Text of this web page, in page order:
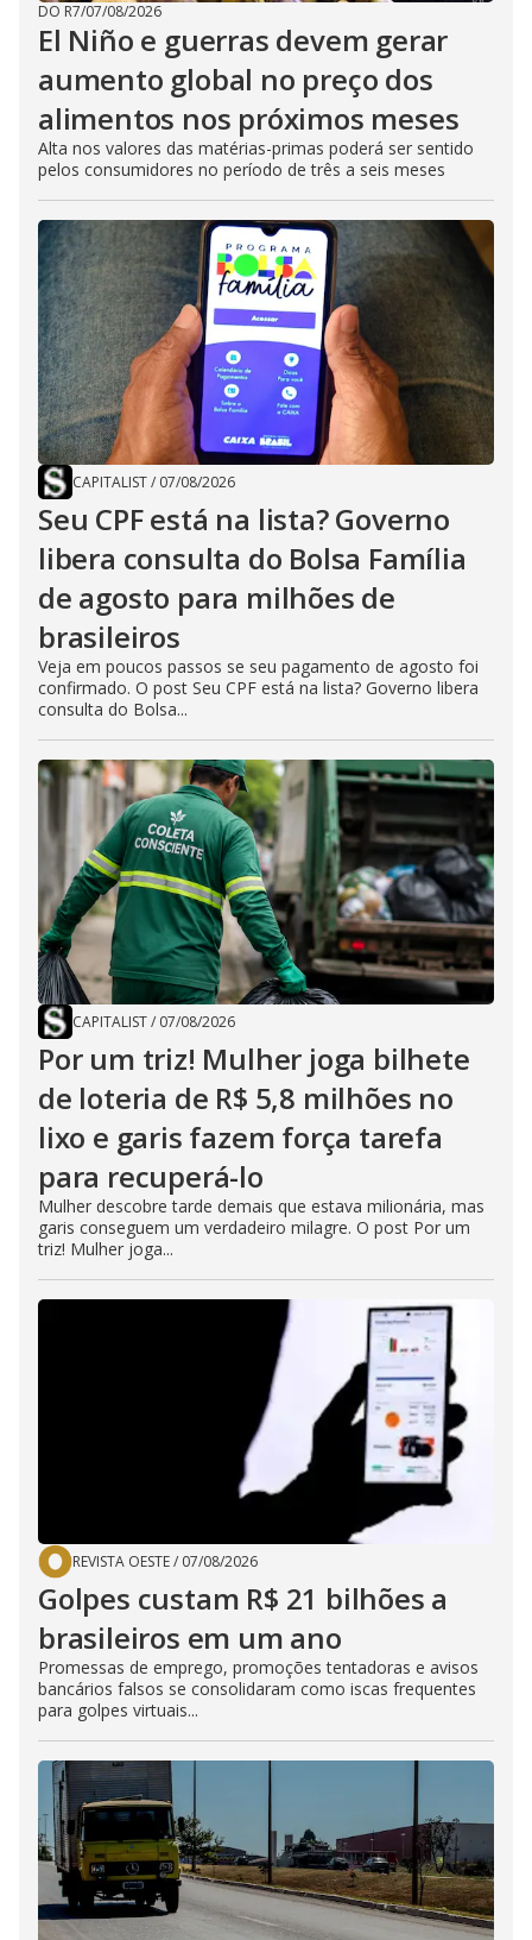
DO R7/07/08/2026
El Niño e guerras devem gerar
aumento global no preço dos
alimentos nos próximos meses
Alta nos valores das matérias-primas poderá ser sentido
pelos consumidores no período de três a seis meses
CAPITALIST/ 07/08/2026
Seu CPF está na lista? Governo
libera consulta do Bolsa Família
de agosto para milhões de
brasileiros
Veja em poucos passos se seu pagamento de agosto foi
confirmado. O post Seu CPF está na lista? Governo libera
consulta do Bolsa...
CAPITALIST/ 07/08/2026
Por um triz! Mulher joga bilhete
de loteria de R$ 5,8 milhões no
lixo e garis fazem força tarefa
para recuperá-lo
Mulher descobre tarde demais que estava milionária, mas
garis conseguem um verdadeiro milagre. O post Por um
triz! Mulher joga...
REVISTA OESTE/ 07/08/2026
Golpes custam R$ 21 bilhões a
brasileiros em um ano
Promessas de emprego, promoções tentadoras e avisos
bancários falsos se consolidaram como iscas frequentes
para golpes virtuais...